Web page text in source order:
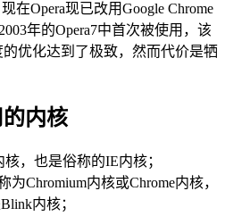
在Opera现已改用Google Chrome
年的Opera7中首次被使用，该
优化达到了极致，然而代价是牺
内核
，也是俗称的IE内核；
为Chromium内核或Chrome内核，
内核；